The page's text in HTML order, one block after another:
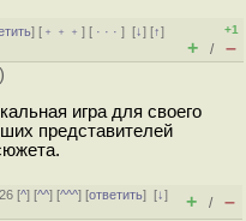
] [ ﹢﹢﹢] [ · · ·][↓] [↑]
+1
+ / –
игра для своего
представителей
[^] [^^] [^^^] [ответить][↓]
+ / –